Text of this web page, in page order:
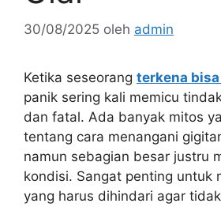
30/08/2025 oleh admin
Ketika seseorang terkena
panik sering kali memicu
dan fatal. Ada banyak mitos
tentang cara menangani
namun sebagian besar justru
kondisi. Sangat penting untuk
yang harus dihindari agar